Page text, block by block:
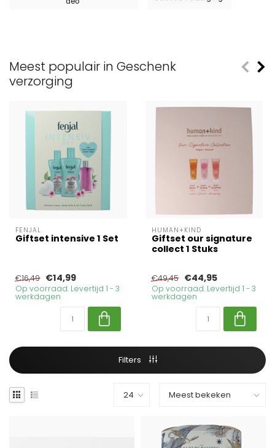
Meest populair in Geschenk
verzorging
FENJAL
Giftset intensive 1 Set
€16,49 €14,99
Op voorraad. Levertijd 1 - 3
werkdagen
HUMAN+KIND
Giftset our signature
collect 1 Stuks
€49,45 €44,95
Op voorraad. Levertijd 1 - 3
werkdagen
Filters